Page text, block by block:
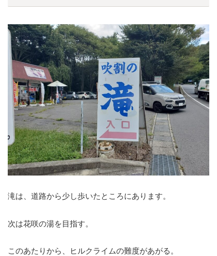
滝は、道路から少し歩いたところにあります。
次は花咲の湯を目指す。
このあたりから、ヒルクライムの難度があがる。